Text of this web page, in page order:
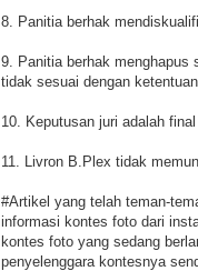
8. Panitia berhak
9. Panitia berhak menghapus
tidak sesuai dengan
10. Keputusan juri adalah
11. Livron B.Plex tidak
#Artikel yang telah teman-
informasi kontes foto dari
kontes foto yang sedang
penyelenggara kontesnya